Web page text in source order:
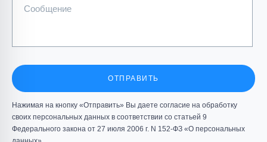
Сообщение
ОТПРАВИТЬ
Нажимая на кнопку «Отправить» Вы даете согласие на обработку
своих персональных данных в соответствии со статьей 9
Федерального закона от 27 июля 2006 г. N 152-ФЗ «О персональных